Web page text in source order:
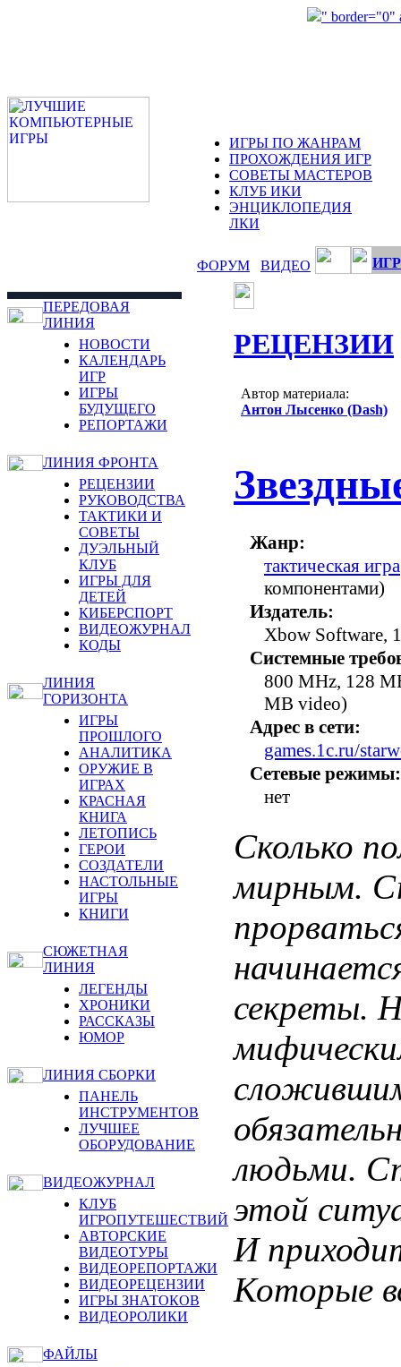
" border="0"
ИГРЫ ПО ЖАНРАМ
ПРОХОЖДЕНИЯ ИГР
СОВЕТЫ МАСТЕРОВ
КЛУБ ИКИ
ЭНЦИКЛОПЕДИЯ
ЛКИ
ФОРУМ ВИДЕО
ПЕРЕДОВАЯ
ЛИНИЯ
НОВОСТИ
КАЛЕНДАРЬ
ИГР
ИГРЫ
БУДУЩЕГО
РЕПОРТАЖИ
ЛИНИЯ ФРОНТА
РЕЦЕНЗИИ
РУКОВОДСТВА
ТАКТИКИ И
СОВЕТЫ
ДУЭЛЬНЫЙ
КЛУБ
ИГРЫ ДЛЯ
ДЕТЕЙ
КИБЕРСПОРТ
ВИДЕОЖУРНАЛ
КОДЫ
ЛИНИЯ
ГОРИЗОНТА
ИГРЫ
ПРОШЛОГО
АНАЛИТИКА
ОРУЖИЕ В
ИГРАХ
КРАСНАЯ
КНИГА
ЛЕТОПИСЬ
ГЕРОИ
СОЗДАТЕЛИ
НАСТОЛЬНЫЕ
ИГРЫ
КНИГИ
СЮЖЕТНАЯ
ЛИНИЯ
ЛЕГЕНДЫ
ХРОНИКИ
РАССКАЗЫ
ЮМОР
ЛИНИЯ СБОРКИ
ПАНЕЛЬ
ИНСТРУМЕНТОВ
ЛУЧШЕЕ
ОБОРУДОВАНИЕ
ВИДЕОЖУРНАЛ
КЛУБ
ИГРОПУТЕШЕСТВИЙ
АВТОРСКИЕ
ВИДЕОТУРЫ
ВИДЕОРЕПОРТАЖИ
ВИДЕОРЕЦЕНЗИИ
ИГРЫ ЗНАТОКОВ
ВИДЕОРОЛИКИ
ФАЙЛЫ
РЕЦЕНЗИИ
Автор материала:
Антон Лысенко (Dash)
Жанр:
тактическая игра
компонентами)
Издатель:
Xbow Software,
Системные
800 MHz, 128
MB video)
Адрес в сети:
games.1c.ru/
Сетевые режимы:
нет
Сколько
мирным.
секреты.
людьми.
этой
И
Которые